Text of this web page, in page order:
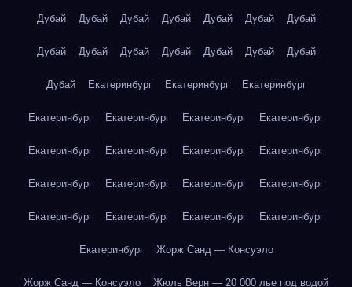
Дубай Дубай Дубай Дубай Дубай Дубай Дубай
Дубай Дубай Дубай Дубай Дубай Дубай Дубай
Дубай Екатеринбург Екатеринбург Екатеринбург
Екатеринбург Екатеринбург Екатеринбург Екатеринбург
Екатеринбург Екатеринбург Екатеринбург Екатеринбург
Екатеринбург Екатеринбург Екатеринбург Екатеринбург
Екатеринбург Екатеринбург Екатеринбург Екатеринбург
Екатеринбург Жорж Санд — Консуэло
Жорж Санд — Консуэло Жюль Верн — 20 000 лье под водой